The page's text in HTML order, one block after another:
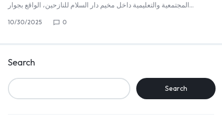
المجتمعية والتعليمية داخل مخيم دار السلام للنازحين، الواقع بجوار…
10/30/2025 0
Search
Search